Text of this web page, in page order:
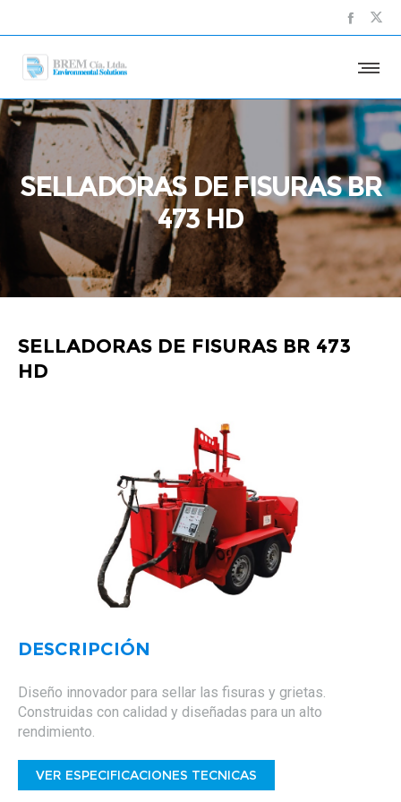
SELLADORAS DE FISURAS BR
473 HD
SELLADORAS DE FISURAS BR 473
HD
DESCRIPCIÓN
Diseño innovador para sellar las fisuras y grietas.
Construidas con calidad y diseñadas para un alto
rendimiento.
VER ESPECIFICACIONES TECNICAS
TECNICAS